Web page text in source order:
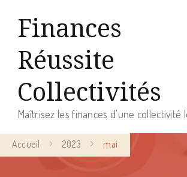
Finances
Réussite
Collectivités
Maîtrisez les finances d'une collectivité
Accueil 2023 mai